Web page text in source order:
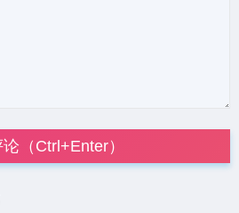
（Ctrl+Enter）